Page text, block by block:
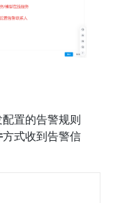
置的告警规则
方式收到告警信